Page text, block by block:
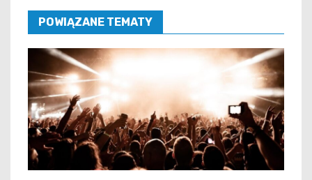
POWIĄZANE TEMATY